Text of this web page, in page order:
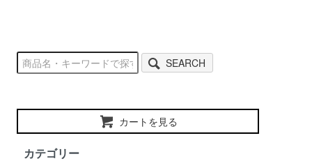
SEARCH
カートを見る
カテゴリー